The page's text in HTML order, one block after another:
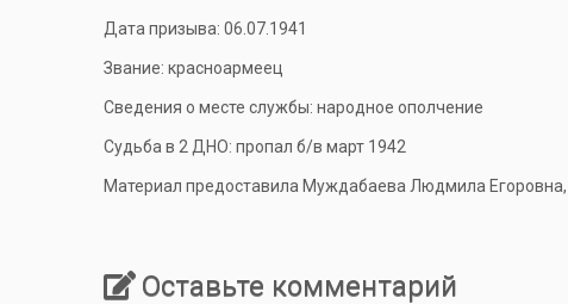
Дата призыва: 06.07.1941
Звание: красноармеец
Сведения о месте службы: народное ополчение
Судьба в 2 ДНО: пропал б/в март 1942
Материал предоставила Муждабаева Людмила Егоровна,
Оставьте комментарий